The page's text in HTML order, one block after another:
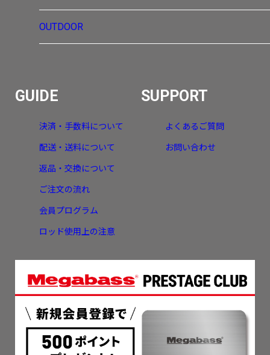
OUTDOOR
GUIDE
決済・手数料について
配送・送料について
返品・交換について
ご注文の流れ
会員プログラム
ロッド使用上の注意
SUPPORT
よくあるご質問
お問い合わせ